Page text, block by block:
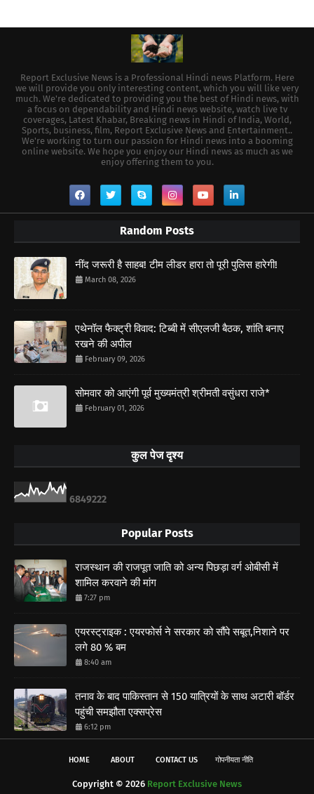
Report Exclusive News is a Professional Hindi news Platform. Here
we will provide you only interesting content, which you will like very
much. We're dedicated to providing you the best of Hindi news, with
a focus on dependability and Hindi news website, watch live tv
coverages, Latest Khabar, Breaking news in Hindi of India, World,
Sports, business, film, Report Exclusive News and Entertainment..
We're working to turn our passion for Hindi news into a booming
online website. We hope you enjoy our Hindi news as much as we
enjoy offering them to you.
Random Posts
नींद जरूरी है साहब! टीम लीडर हारा तो पूरी पुलिस हारेगी!
March 08, 2026
एथेनॉल फैक्ट्री विवाद: टिब्बी में सीएलजी बैठक, शांति बनाए
रखने की अपील
February 09, 2026
सोमवार को आएंगी पूर्व मुख्यमंत्री श्रीमती वसुंधरा राजे*
February 01, 2026
कुल पेज दृश्य
6849222
Popular Posts
राजस्थान की राजपूत जाति को अन्य पिछड़ा वर्ग ओबीसी में
शामिल करवाने की मांग
7:27 pm
एयरस्ट्राइक : एयरफोर्स ने सरकार को सौंपे सबूत,निशाने पर
लगे 80 % बम
8:40 am
तनाव के बाद पाकिस्तान से 150 यात्रियों के साथ अटारी बॉर्डर
पहुंची समझौता एक्सप्रेस
6:12 pm
HOME ABOUT CONTACT US गोपनीयता नीति
Copyright © 2026 Report Exclusive News